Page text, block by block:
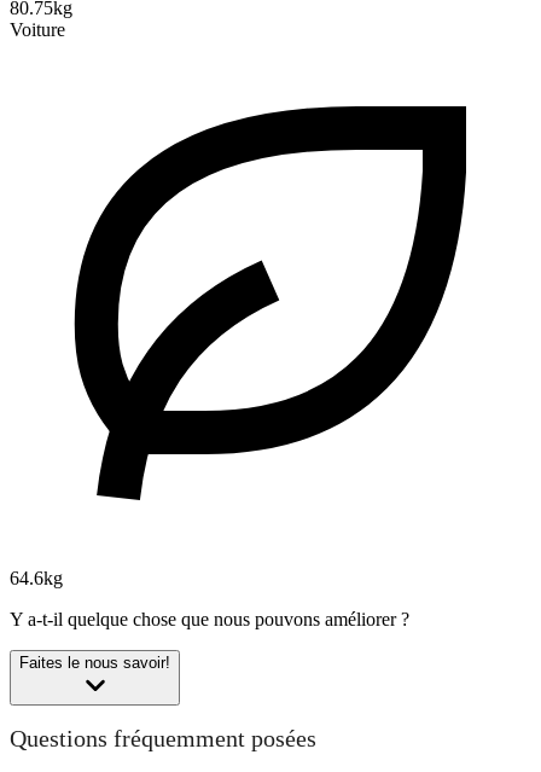
80.75kg
Voiture
64.6kg
Y a-t-il quelque chose que nous pouvons améliorer ?
Faites le nous savoir!
Questions fréquemment posées